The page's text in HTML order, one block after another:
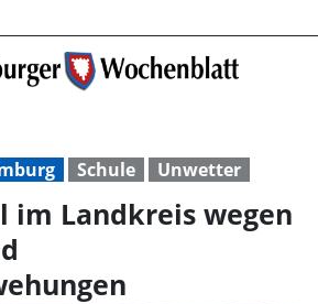
Schulausfall im
Schule Unwetter
im Landkreis wegen